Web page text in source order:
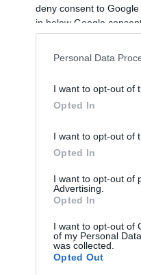
deny consent to
in below Google
Personal Data
I want to opt-out of
Opted In
I want to opt-out of
Opted In
I want to opt-out of
Advertising.
Opted In
I want to opt-out of
of my Personal
was collected.
Opted Out